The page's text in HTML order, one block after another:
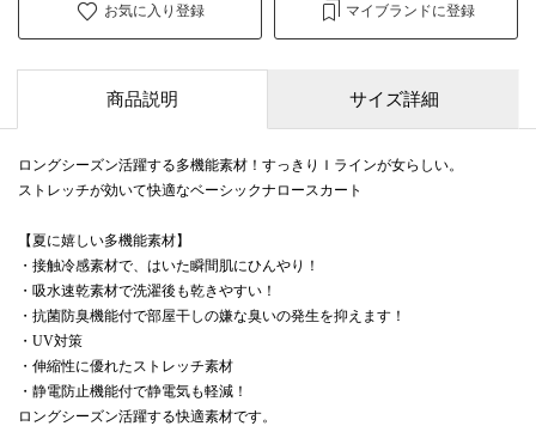
お気に入り登録 マイブランドに登録
商品説明 サイズ詳細
ロングシーズン活躍する多機能素材！すっきりＩラインが女らしい。
ストレッチが効いて快適なベーシックナロースカート
【夏に嬉しい多機能素材】
・接触冷感素材で、はいた瞬間肌にひんやり！
・吸水速乾素材で洗濯後も乾きやすい！
・抗菌防臭機能付で部屋干しの嫌な臭いの発生を抑えます！
・UV対策
・伸縮性に優れたストレッチ素材
・静電防止機能付で静電気も軽減！
ロングシーズン活躍する快適素材です。